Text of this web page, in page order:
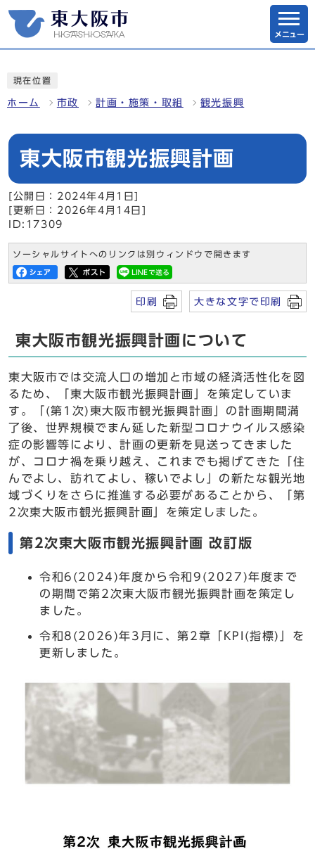
メニュー
現在位置
ホーム 市政 計画・施策・取組 観光振興
東大阪市観光振興計画
[公開日：2024年4月1日]
[更新日：2026年4月14日]
ID:17309
ソーシャルサイトへのリンクは別ウィンドウで開きます
印刷 大きな文字で印刷
東大阪市観光振興計画について
東大阪市では交流人口の増加と市域の経済活性化を図
るため、「東大阪市観光振興計画」を策定していま
す。「(第1次)東大阪市観光振興計画」の計画期間満
了後、世界規模でまん延した新型コロナウイルス感染
症の影響等により、計画の更新を見送ってきました
が、コロナ禍を乗り越え、これまでも掲げてきた「住
んでよし、訪れてよし、稼いでよし」の新たな観光地
域づくりをさらに推進する必要があることから、「第
2次東大阪市観光振興計画」を策定しました。
第2次東大阪市観光振興計画 改訂版
令和6(2024)年度から令和9(2027)年度まで
の期間で第2次東大阪市観光振興計画を策定し
ました。
令和8(2026)年3月に、第2章「KPI(指標)」を
更新しました。